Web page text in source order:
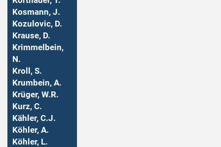
Kosmann, J.
Kozulovic, D.
Krause, D.
Krimmelbein,
N.
Kroll, S.
Krumbein, A.
Krüger, W.R.
Kurz, C.
Kähler, C.J.
Köhler, A.
Köhler, L.